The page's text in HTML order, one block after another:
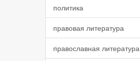
политика
правовая литература
православная литература